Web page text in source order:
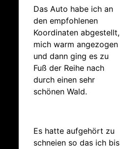
Das Auto habe ich an
den empfohlenen
Koordinaten abgestellt,
mich warm angezogen
und dann ging es zu
Fuß der Reihe nach
durch einen sehr
schönen Wald.
Es hatte aufgehört zu
schneien so das ich bis